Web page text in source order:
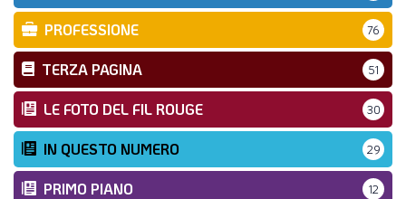
PROFESSIONE 76
TERZA PAGINA 51
LE FOTO DEL FIL ROUGE 30
IN QUESTO NUMERO 29
PRIMO PIANO 12